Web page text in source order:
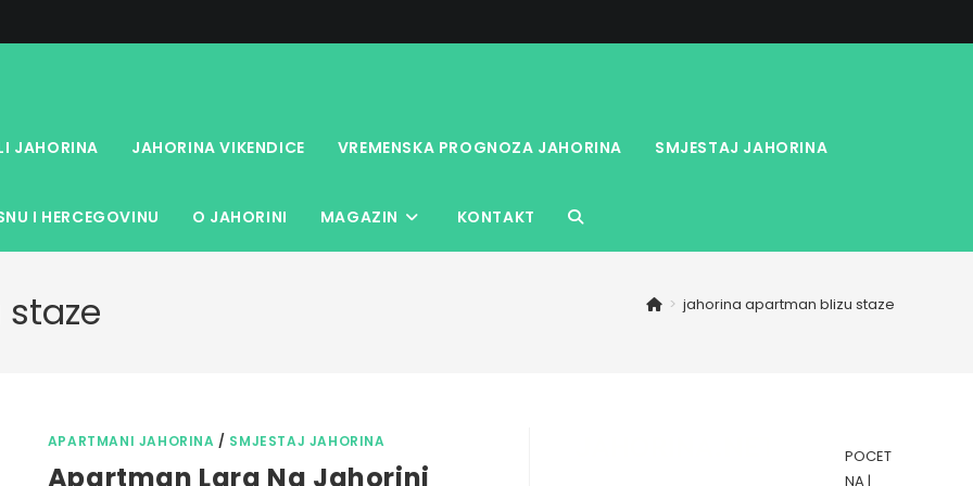
JAHORINA JAHORINA VIKENDICE VREMENSKA PROGNOZA JAHORINA SMJESTAJ JAHORINA
I HERCEGOVINU O JAHORINI MAGAZIN KONTAKT TOGGLE
> jahorina apartman blizu staze
APARTMANI JAHORINA / SMJESTAJ JAHORINA
Apartman Lara Na Jahorini
POCET
NA|